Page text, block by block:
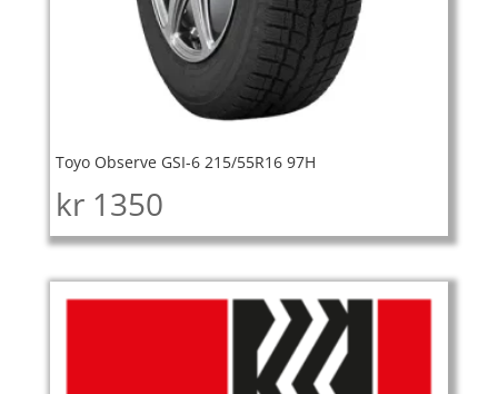
Toyo Observe GSI-6 215/55R16 97H
kr 1350